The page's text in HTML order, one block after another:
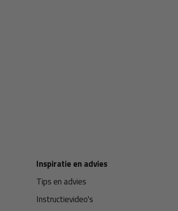
Inspiratie en advies
Tips en advies
Instructievideo's